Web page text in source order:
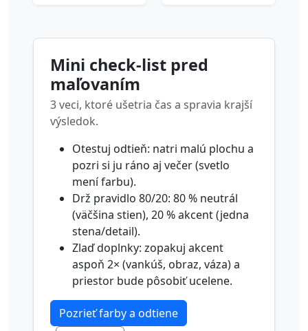
Mini check-list pred
maľovaním
3 veci, ktoré ušetria čas a spravia krajší
výsledok.
Otestuj odtieň: natri malú plochu a
pozri si ju ráno aj večer (svetlo
mení farbu).
Drž pravidlo 80/20: 80 % neutrál
(väčšina stien), 20 % akcent (jedna
stena/detail).
Zlaď doplnky: zopakuj akcent
aspoň 2× (vankúš, obraz, váza) a
priestor bude pôsobiť ucelene.
Pozrieť farby a odtiene